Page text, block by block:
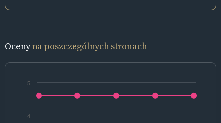
Ocenyna poszczególnych stronach
4
5